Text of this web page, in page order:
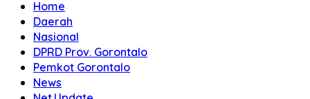
Home
Daerah
Nasional
DPRD Prov. Gorontalo
Pemkot Gorontalo
News